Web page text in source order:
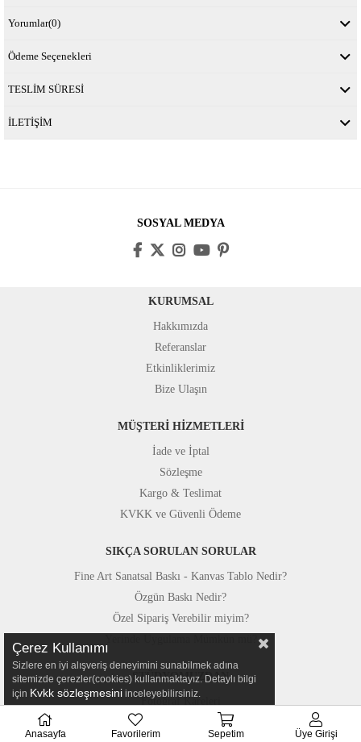
Yorumlar(0)
Ödeme Seçenekleri
TESLİM SÜRESİ
İLETİŞİM
SOSYAL MEDYA
KURUMSAL
Hakkımızda
Referanslar
Etkinliklerimiz
Bize Ulaşın
MÜŞTERİ HİZMETLERİ
İade ve İptal
Sözleşme
Kargo & Teslimat
KVKK ve Güvenli Ödeme
SIKÇA SORULAN SORULAR
Fine Art Sanatsal Baskı - Kanvas Tablo Nedir?
Özgün Baskı Nedir?
Özel Sipariş Verebilir miyim?
STÜDYOMUZDAN
Fotoğraf Kareleri
Basında Canvastar
Çerez Kullanımı
Sizlere en iyi alışveriş deneyimini sunabilmek adına
sitemizde çerezler(cookies) kullanmaktayız. Detaylı bilgi
için Kvkk sözleşmesini inceleyebilirsiniz.
Anasayfa Favorilerim Sepetim Üye Girişi